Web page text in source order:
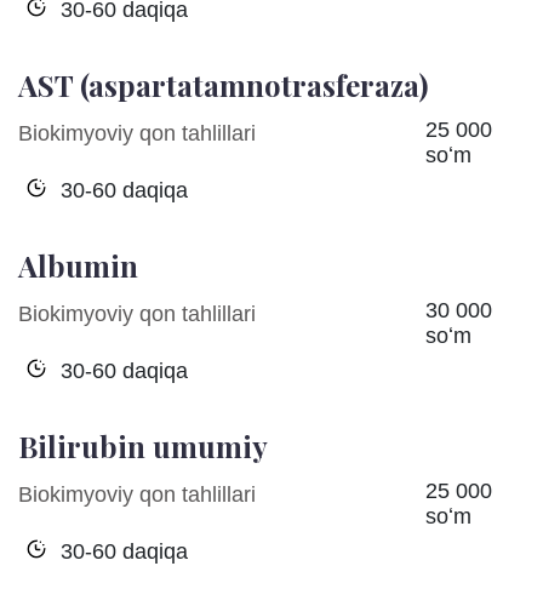
30-60 daqiqa
AST (aspartatamnotrasferaza)
Biokimyoviy qon tahlillari
30-60 daqiqa
25 000
soʻm
Albumin
Biokimyoviy qon tahlillari
30-60 daqiqa
30 000
soʻm
Bilirubin umumiy
Biokimyoviy qon tahlillari
30-60 daqiqa
25 000
soʻm